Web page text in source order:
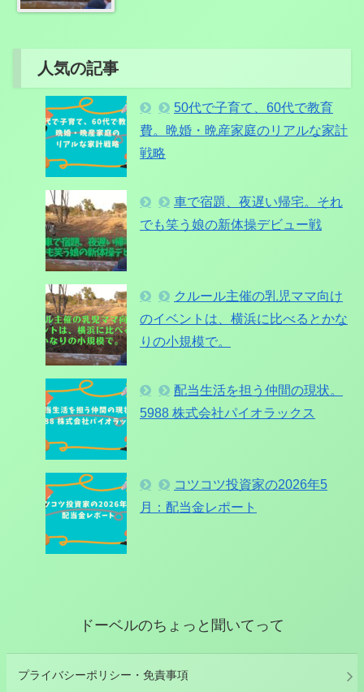
人気の記事
50代で子育て、60代で教育
費。晩婚・晩産家庭のリアルな家計
戦略
車で宿題、夜遅い帰宅。それ
でも笑う娘の新体操デビュー戦
クルール主催の乳児ママ向け
のイベントは、横浜に比べるとかな
りの小規模で。
配当生活を担う仲間の現状。
5988 株式会社パイオラックス
コツコツ投資家の2026年5
月：配当金レポート
ドーベルのちょっと聞いてって
プライバシーポリシー・免責事項